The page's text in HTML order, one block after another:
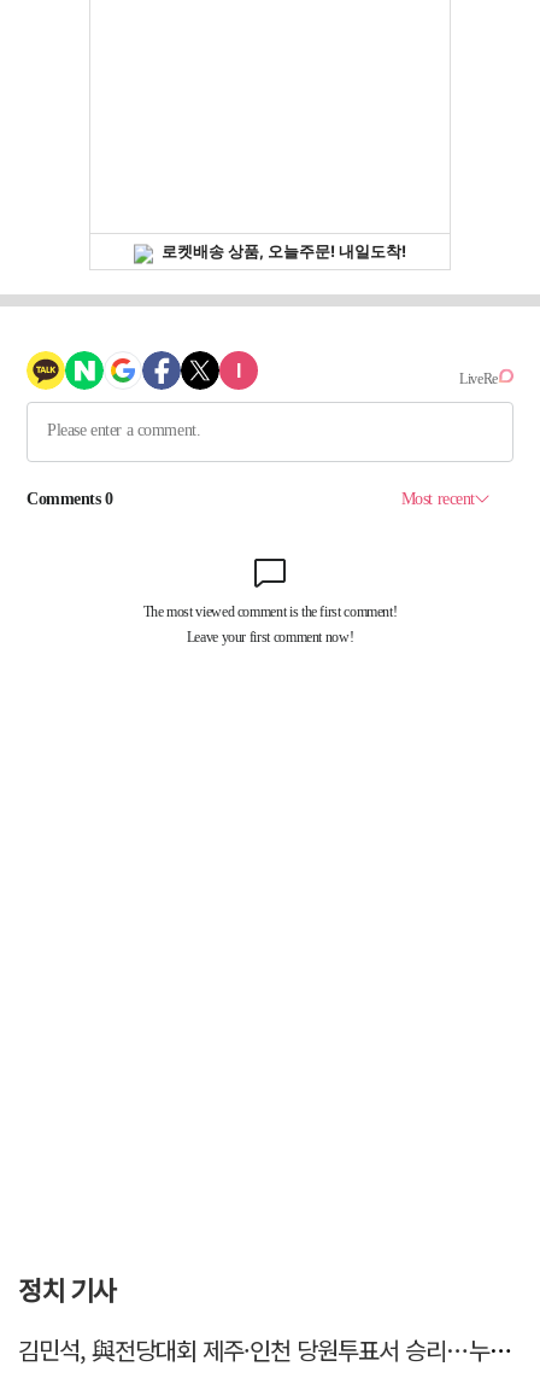
정치 기사
김민석, 與전당대회 제주·인천 당원투표서 승리…누적 득표는 '초박빙'